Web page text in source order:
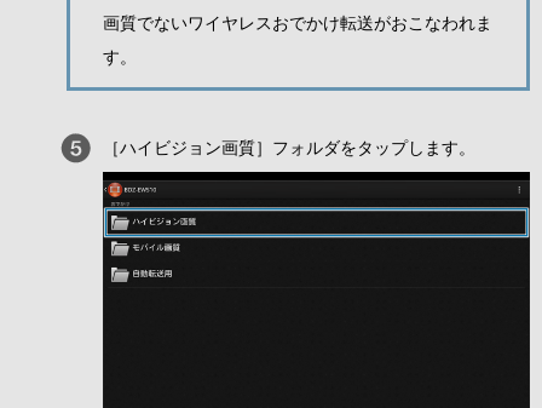
画質でないワイヤレスおでかけ転送がおこなわれま
す。
［ハイビジョン画質］フォルダをタップします。